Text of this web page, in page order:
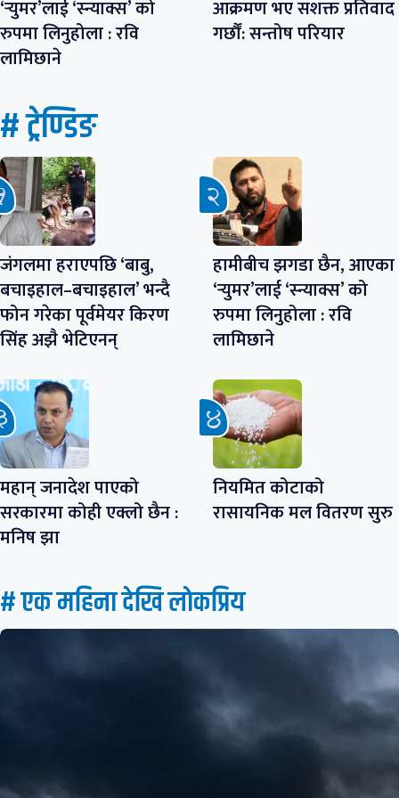
‘र्‍युमर’लाई ‘स्न्याक्स’ को
रुपमा लिनुहोला : रवि
लामिछाने
आक्रमण भए सशक्त प्रतिवाद
गर्छौं: सन्तोष परियार
# ट्रेण्डिङ
जंगलमा हराएपछि ‘बाबु,
बचाइहाल–बचाइहाल’ भन्दै
फोन गरेका पूर्वमेयर किरण
सिंह अझै भेटिएनन्
हामीबीच झगडा छैन, आएका
‘र्‍युमर’लाई ‘स्न्याक्स’ को
रुपमा लिनुहोला : रवि
लामिछाने
महान् जनादेश पाएको
सरकारमा कोही एक्लो छैन :
मनिष झा
नियमित कोटाको
रासायनिक मल वितरण सुरु
# एक महिना देखि लाेकप्रिय